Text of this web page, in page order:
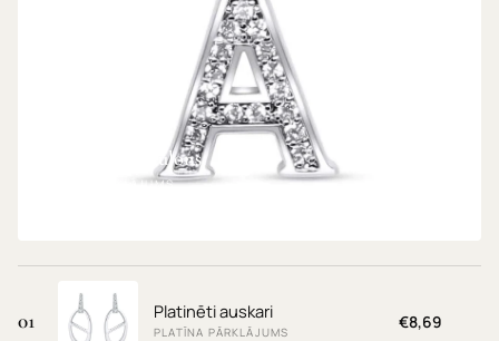
Platīna burta kulons
PLATĪNA PĀRKLĀJUMS
01 Platinēti auskari
PLATĪNA PĀRKLĀJUMS
€8,69